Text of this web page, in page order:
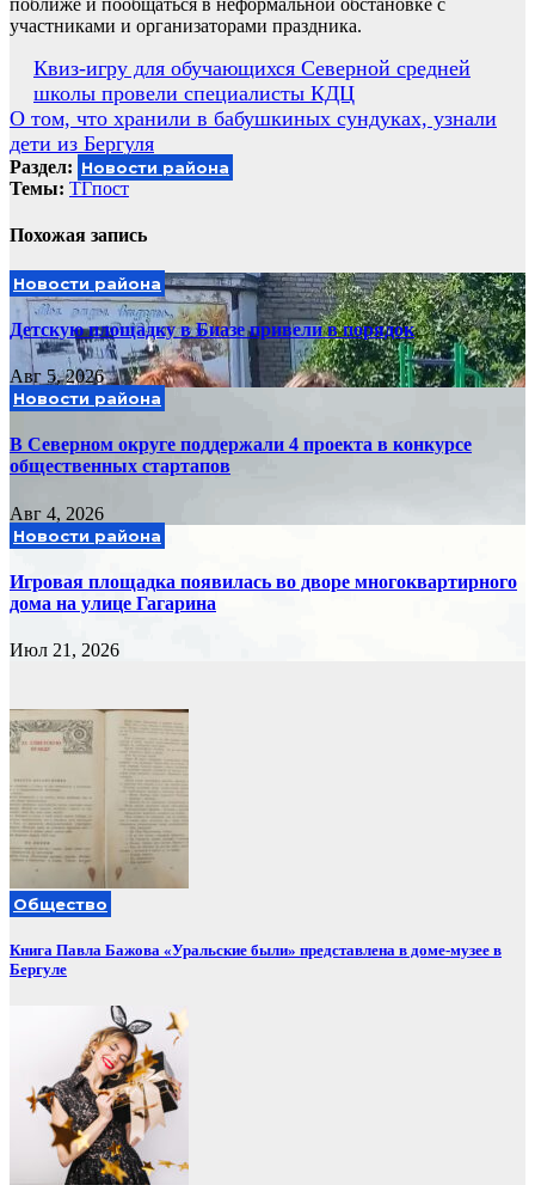
поближе и пообщаться в неформальной обстановке с
участниками и организаторами праздника.
Навигация
по
записям
Квиз-игру для обучающихся Северной средней
школы провели специалисты КДЦ
О том, что хранили в бабушкиных сундуках, узнали
дети из Бергуля
Раздел: Новости района
Темы: ТГпост
Похожая запись
Новости района
Детскую площадку в Биазе привели в порядок
Авг 5, 2026
Новости района
В Северном округе поддержали 4 проекта в конкурсе
общественных стартапов
Авг 4, 2026
Новости района
Игровая площадка появилась во дворе многоквартирного
дома на улице Гагарина
Июл 21, 2026
Общество
Книга Павла Бажова «Уральские были» представлена в доме-музее в
Бергуле